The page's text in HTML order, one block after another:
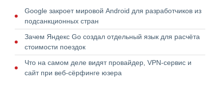
Google закроет мировой Android для разработчиков из
подсанкционных стран
Зачем Яндекс Go создал отдельный язык для расчёта
стоимости поездок
Что на самом деле видят провайдер, VPN-сервис и
сайт при веб-сёрфинге юзера